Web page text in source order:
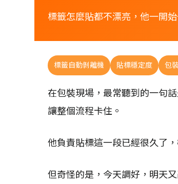
標籤怎麼貼都不漂亮，他一開
標籤自動剝離機 貼標穩定度 包
在包裝現場，最常聽到的一句
讓整個流程卡住。
他負責貼標這一段已經很久了
但奇怪的是，今天調好，明天